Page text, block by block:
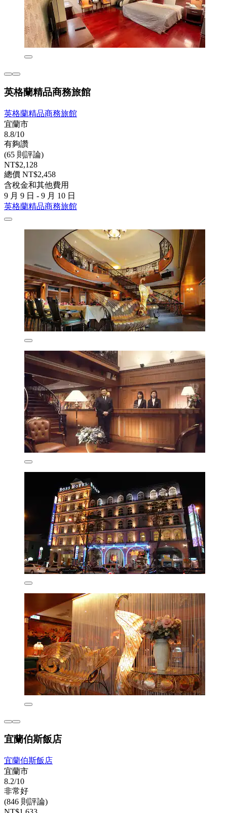
英格蘭精品商務旅館
英格蘭精品商務旅館
宜蘭市
8.8/10
有夠讚
(65 則評論)
NT$2,128
總價 NT$2,458
含稅金和其他費用
9 月 9 日 - 9 月 10 日
英格蘭精品商務旅館
宜蘭伯斯飯店
宜蘭伯斯飯店
宜蘭市
8.2/10
非常好
(846 則評論)